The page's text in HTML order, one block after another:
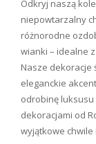
Odkryj naszą
niepowtarzalny
różnorodne
wianki – idealne
Nasze dekoracje
eleganckie
odrobinę
dekoracjami od
wyjątkowe chwile